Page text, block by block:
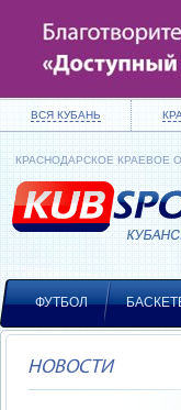
ВСЯ КУБАНЬ
КРАСНОДАРСКОЕ КРАЕВОЕ
ФУТБОЛ
НОВОСТИ